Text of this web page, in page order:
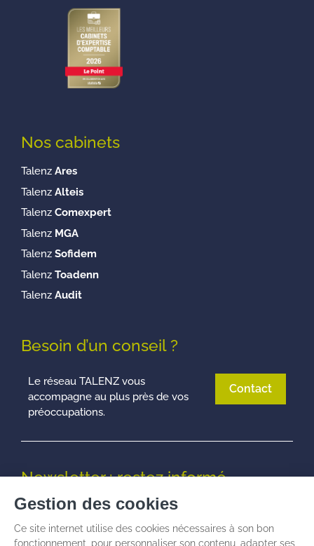
Nos cabinets
Talenz Ares
Talenz Alteis
Talenz Comexpert
Talenz MGA
Talenz Sofidem
Talenz Toadenn
Talenz Audit
Besoin d’un conseil ?
Le réseau TALENZ vous
accompagne au plus près de vos
préoccupations.
Contact
Newsletter : restez informé